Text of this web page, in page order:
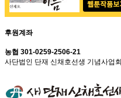
후원계좌
농협 301-0259-2506-21
사단법인 단재 신채호선생 기념사업회